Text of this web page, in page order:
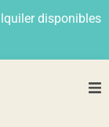
disponibles